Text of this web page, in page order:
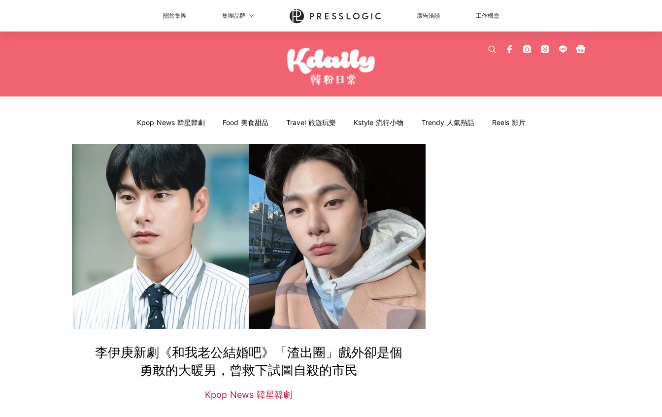
關於集團 集團品牌 廣告洽談 工作機會
Kpop News 韓星韓劇 Food 美食甜品 Travel 旅遊玩樂 Kstyle 流行小物 Trendy 人氣熱話 Reels 影片
李伊庚新劇《和我老公結婚吧》「渣出圈」戲外卻是個
勇敢的大暖男，曾救下試圖自殺的市民
Kpop News 韓星韓劇